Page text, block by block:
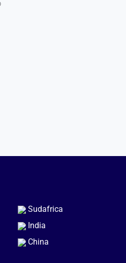
Sudafrica
India
China